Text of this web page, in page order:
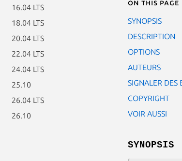
16.04 LTS
18.04 LTS
20.04 LTS
22.04 LTS
24.04 LTS
25.10
26.04 LTS
26.10
On this page
SYNOPSIS
DESCRIPTION
OPTIONS
AUTEURS
SIGNALER DES
COPYRIGHT
VOIR AUSSI
SYNOPSIS